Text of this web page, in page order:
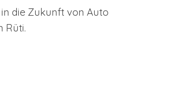
in die Zukunft von Auto
Rüti.